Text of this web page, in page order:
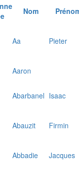
Nom
Aa Pieter
Aaron
Abarbanel Isaac
Abauzit
Firmin
Abbadie
Jacques